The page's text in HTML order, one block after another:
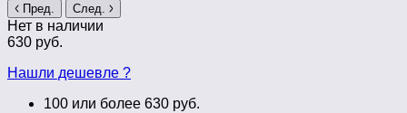
Пред. След.
Нет в наличии
630 руб.
Нашли дешевле ?
100 или более 630 руб.